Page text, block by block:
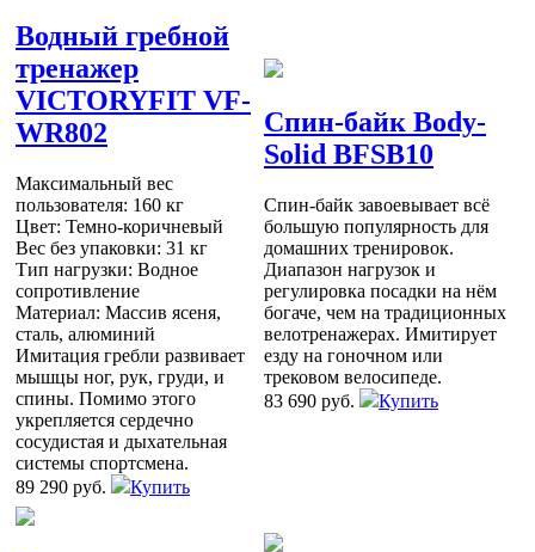
Водный гребной
тренажер
VICTORYFIT VF-
WR802
Максимальный вес
пользователя: 160 кг
Цвет: Темно-коричневый
Вес без упаковки: 31 кг
Тип нагрузки: Водное
сопротивление
Материал: Массив ясеня,
сталь, алюминий
Имитация гребли развивает
мышцы ног, рук, груди, и
спины. Помимо этого
укрепляется сердечно
сосудистая и дыхательная
системы спортсмена.
89 290 руб.
Купить
Спин-байк Body-
Solid BFSB10
Спин-байк завоевывает всё
большую популярность для
домашних тренировок.
Диапазон нагрузок и
регулировка посадки на нём
богаче, чем на традиционных
велотренажерах. Имитирует
езду на гоночном или
трековом велосипеде.
83 690 руб.
Купить